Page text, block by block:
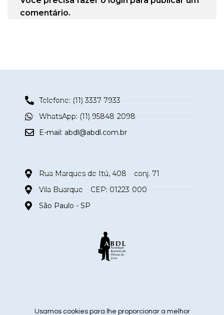
comentário.
Telefone: (11) 3337-7933
WhatsApp: (11) 95848-2098
E-mail: abdl@abdl.com.br
Rua Marques de Itú, 408 – conj. 71
Vila Buarque – CEP: 01223-000
São Paulo - SP
siga nas redes sociais
Usamos cookies para lhe proporcionar a melhor